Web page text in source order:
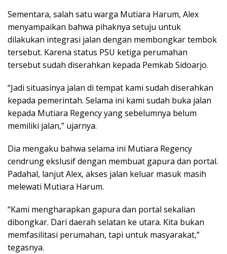
Sementara, salah satu warga Mutiara Harum, Alex
menyampaikan bahwa pihaknya setuju untuk
dilakukan integrasi jalan dengan membongkar tembok
tersebut. Karena status PSU ketiga perumahan
tersebut sudah diserahkan kepada Pemkab Sidoarjo.
“Jadi situasinya jalan di tempat kami sudah diserahkan
kepada pemerintah. Selama ini kami sudah buka jalan
kepada Mutiara Regency yang sebelumnya belum
memiliki jalan,” ujarnya.
Dia mengaku bahwa selama ini Mutiara Regency
cendrung ekslusif dengan membuat gapura dan portal.
Padahal, lanjut Alex, akses jalan keluar masuk masih
melewati Mutiara Harum.
“Kami mengharapkan gapura dan portal sekalian
dibongkar. Dari daerah selatan ke utara. Kita bukan
memfasilitasi perumahan, tapi untuk masyarakat,”
tegasnya.